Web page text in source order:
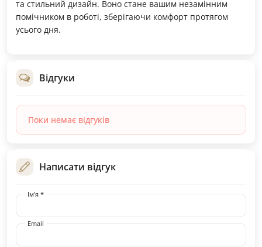
та стильний дизайн. Воно стане вашим незамінним
помічником в роботі, зберігаючи комфорт протягом
усього дня.
Відгуки
Поки немає відгуків
Написати відгук
Ім'я *
Email